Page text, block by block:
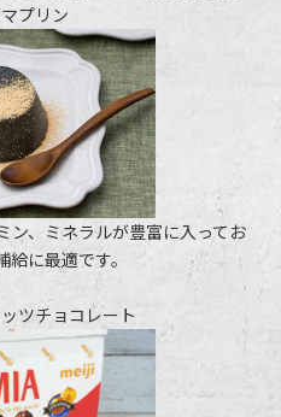
プリン
ン、ミネラルが豊富に入ってお
給に最適です。
ツチョコレート